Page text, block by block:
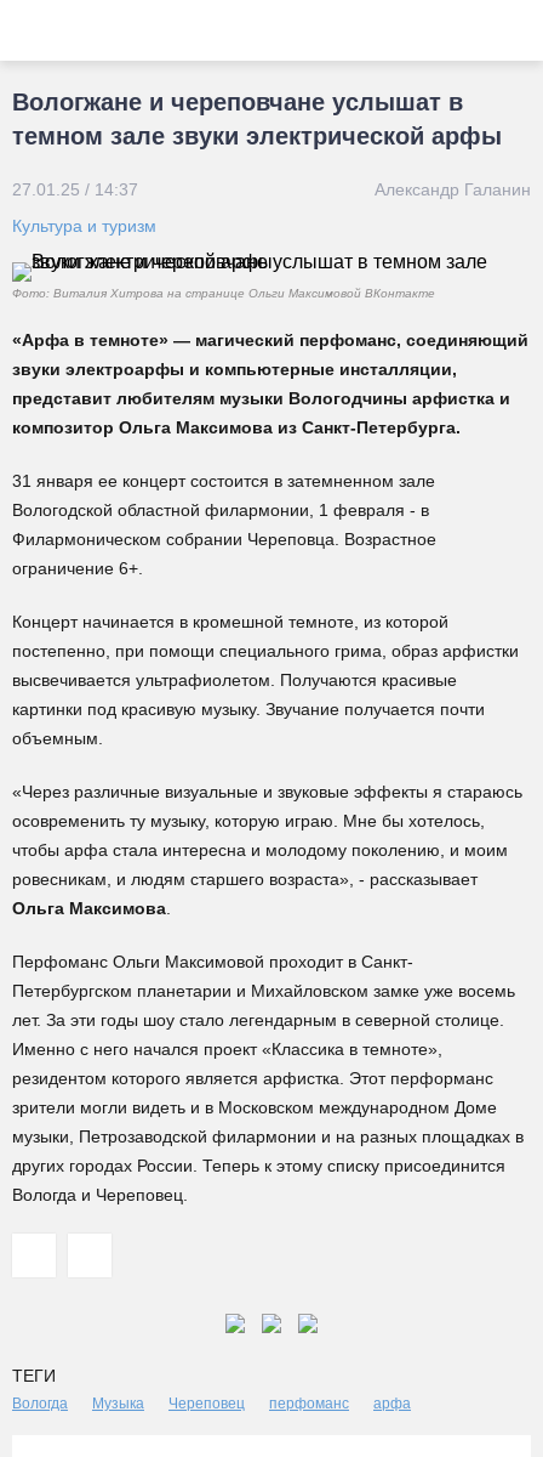
Вологжане и череповчане услышат в
темном зале звуки электрической арфы
27.01.25 / 14:37
Александр Галанин
Культура и туризм
Фото: Виталия Хитрова на странице Ольги Максимовой ВКонтакте
«Арфа в темноте» — магический перфоманс, соединяющий
звуки электроарфы и компьютерные инсталляции,
представит любителям музыки Вологодчины арфистка и
композитор Ольга Максимова из Санкт-Петербурга.
31 января ее концерт состоится в затемненном зале
Вологодской областной филармонии, 1 февраля - в
Филармоническом собрании Череповца. Возрастное
ограничение 6+.
Концерт начинается в кромешной темноте, из которой
постепенно, при помощи специального грима, образ арфистки
высвечивается ультрафиолетом. Получаются красивые
картинки под красивую музыку. Звучание получается почти
объемным.
«Через различные визуальные и звуковые эффекты я стараюсь
осовременить ту музыку, которую играю. Мне бы хотелось,
чтобы арфа стала интересна и молодому поколению, и моим
ровесникам, и людям старшего возраста», - рассказывает
Ольга Максимова
Перфоманс Ольги Максимовой проходит в Санкт-
Петербургском планетарии и Михайловском замке уже восемь
лет. За эти годы шоу стало легендарным в северной столице.
Именно с него начался проект «Классика в темноте»,
резидентом которого является арфистка. Этот перформанс
зрители могли видеть и в Московском международном Доме
музыки, Петрозаводской филармонии и на разных площадках в
других городах России. Теперь к этому списку присоединится
Вологда и Череповец.
ТЕГИ
Вологда Музыка Череповец перфоманс арфа